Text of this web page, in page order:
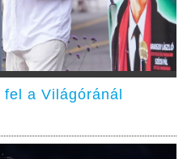
a Világóránál